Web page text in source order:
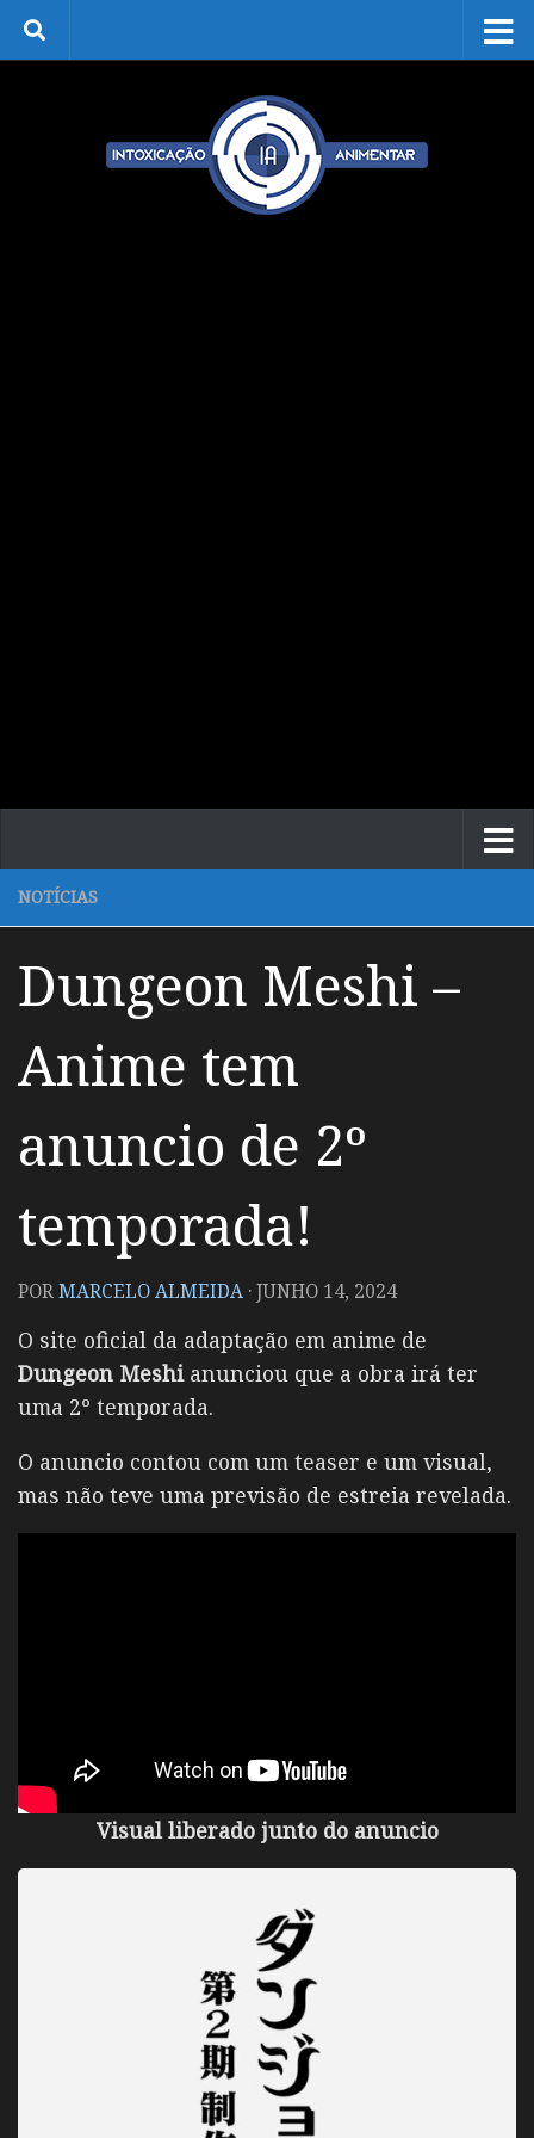
Skip to content
NOTÍCIAS
Dungeon Meshi –
Anime tem
anuncio de 2º
temporada!
PORMARCELO ALMEIDA ·JUNHO 14, 2024
O site oficial da adaptação em anime de
Dungeon Meshianunciou que a obra irá ter
uma 2º temporada.
O anuncio contou com um teaser e um visual,
mas não teve uma previsão de estreia revelada.
Visual liberado junto do anuncio